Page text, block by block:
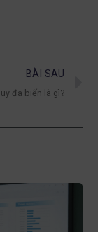
BÀI SAU
đa biến là gì?